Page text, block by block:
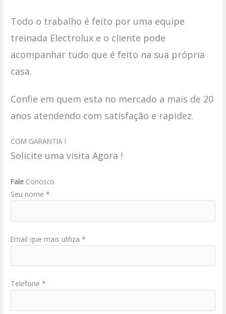
Todo o trabalho é feito por uma equipe
treinada Electrolux e o cliente pode
acompanhar tudo que é feito na sua própria
casa.
Confie em quem esta no mercado a mais de 20
anos atendendo com satisfação e rapidez.
COM GARANTIA !
Solicite uma visita Agora !
Fale Conosco
Seu nome *
Email que mais utiliza *
Telefone *